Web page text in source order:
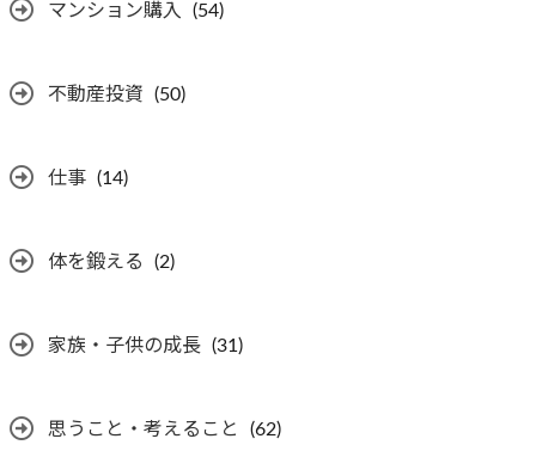
マンション購入 (54)
不動産投資 (50)
仕事 (14)
体を鍛える (2)
家族・子供の成長 (31)
思うこと・考えること (62)